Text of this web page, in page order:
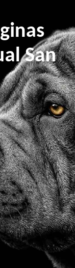
San